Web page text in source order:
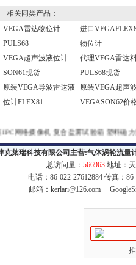
相关同类产品：
VEGA雷达物位计
PULS68
进口
物位计
VEGA超声波液位计
SON61现货
代理VEGA雷达
PULS68现货
原装VEGA导波雷达液
位计FLEX81
原装VEGA超声
VEGASON62价
网络摄像机复合盐雾试验箱塑料磁力
克莱瑞科技有限公司主营:气体涡轮流量
总访问量： 566963 地址：
电话：86-022-27612884 传真：
邮箱： kerlari@126.com